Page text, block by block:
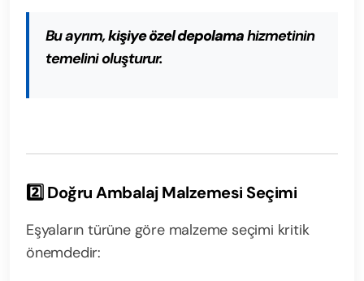
Bu ayrım,kişiye özel depolamahizmetinin
temelini oluşturur.
2️⃣ Doğru Ambalaj Malzemesi Seçimi
Eşyaların türüne göre malzeme seçimi kritik
önemdedir: